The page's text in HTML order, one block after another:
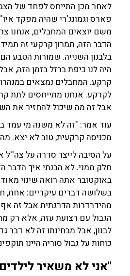
לאחר מכן התייחס לפחד של
פארס וגמונג'רי שהיה מפקד
משם יוצאים המחבלים, אנחנו
הדבר הזה, תמרון קרקעי זה
בלבנון השנייה. שמורות הטבע
היה לנו כיפת ברזל בזמן הזה,
קרקע. המחבלים נמצאים
לקרקע. אנחנו מתייחסים לתת
אבל זה מה שיכול להחזיר את
עוד אמר: "זה לא משנה מי עמד
מכניסה קרקעית, טוב לא יצא.
על הסיבה לייצר סדרה על צה''ל
באוקטובר אתה רואה שינוי מאוד
בשלושה דברים עיקריים: אחת,
מהידרדרות הדרגתית אבל זה
הגבול עם רצועת עזה, אלא רק
לבנון, אבל מבחינתו זה לא דבר
כוחות על גבול סוריה היינו
"אני לא משאיר